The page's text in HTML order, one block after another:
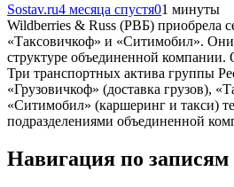
Sostav.ru4 месяца спустя01 минуты
Wildberries & Russ (РВБ) приобрела
«Таксовичкоф» и «Ситимобил».
структуре объединенной
Три транспортных актива группы
«Грузовичкоф» (доставка грузов),
«Ситимобил» (каршеринг и такси)
подразделениями объединенной
Навигация по записям